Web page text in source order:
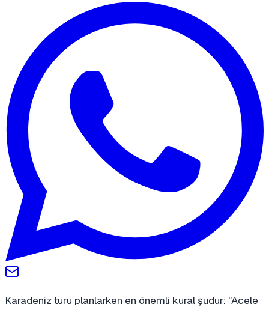
Karadeniz turu planlarken en önemli kural şudur: "Acele